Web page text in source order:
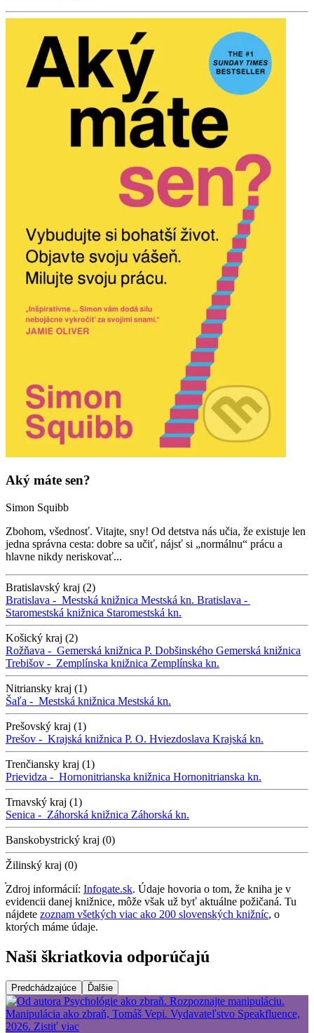
Aký máte sen?
Simon Squibb
Zbohom, všednosť. Vitajte, sny! Od detstva nás učia, že existuje len
jedna správna cesta: dobre sa učiť, nájsť si „normálnu“ prácu a
hlavne nikdy neriskovať...
Bratislavský kraj (2)
Bratislava - Mestská knižnica Mestská kn. Bratislava -
Staromestská knižnica Staromestská kn.
Košický kraj (2)
Rožňava - Gemerská knižnica P. Dobšinského Gemerská knižnica
Trebišov - Zemplínska knižnica Zemplínska kn.
Nitriansky kraj (1)
Šaľa - Mestská knižnica Mestská kn.
Prešovský kraj (1)
Prešov - Krajská knižnica P. O. Hviezdoslava Krajská kn.
Trenčiansky kraj (1)
Prievidza - Hornonitrianska knižnica Hornonitrianska kn.
Trnavský kraj (1)
Senica - Záhorská knižnica Záhorská kn.
Banskobystrický kraj (0)
Žilinský kraj (0)
Zdroj informácií: Infogate.sk. Údaje hovoria o tom, že kniha je v
evidencii danej knižnice, môže však už byť aktuálne požičaná. Tu
nájdete zoznam všetkých viac ako 200 slovenských knižníc, o
ktorých máme údaje.
Naši škriatkovia odporúčajú
Predchádzajúce Ďalšie